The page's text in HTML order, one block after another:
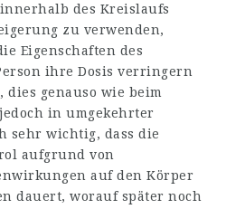
des Kreislaufs
zu verwenden,
Eigenschaften des
ihre Dosis verringern
genauso wie beim
in umgekehrter
sehr wichtig, dass die
aufgrund von
auf den Körper
dauert, worauf später noch